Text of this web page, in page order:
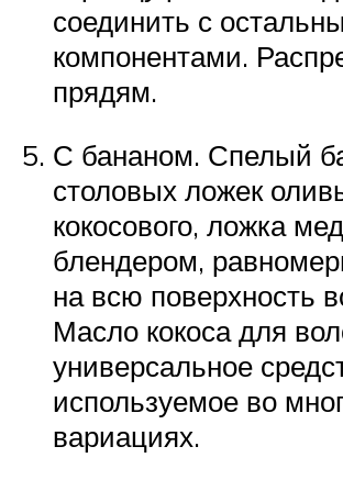
соединить с
компонентами.
прядям.
С бананом. Спелый
столовых ложек
кокосового, ложка
блендером,
на всю поверхность
Масло кокоса для
универсальное
используемое во
вариациях.